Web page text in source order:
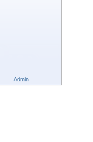
Admin